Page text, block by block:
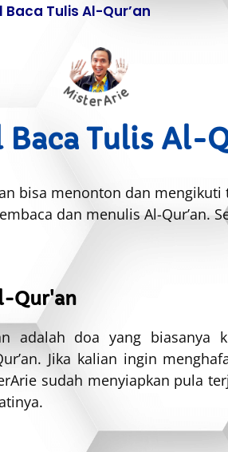
Tulis Al-Qur’an
Tulis Al-
bisa menonton dan mengikuti
dan menulis Al-Qur’an.
Qur'an
adalah doa yang biasanya
Jika kalian ingin
sudah menyiapkan pula